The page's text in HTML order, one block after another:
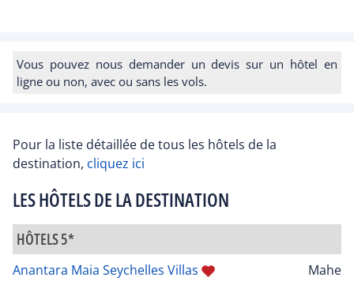
Vous pouvez nous demander un devis sur un hôtel en
ligne ou non, avec ou sans les vols.
Pour la liste détaillée de tous les hôtels de la
destination, cliquez ici
LES HÔTELS DE LA DESTINATION
HÔTELS 5*
Anantara Maia Seychelles Villas
Mahe